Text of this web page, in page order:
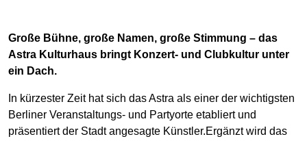
Große Bühne, große Namen, große Stimmung – das
Astra Kulturhaus bringt Konzert- und Clubkultur unter
ein Dach.
In kürzester Zeit hat sich das Astra als einer der wichtigsten
Berliner Veranstaltungs- und Partyorte etabliert und
präsentiert der Stadt angesagte Künstler.Ergänzt wird das